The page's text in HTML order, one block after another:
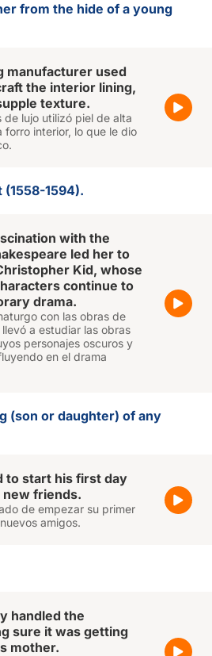
from the hide of a young
manufacturer used
the interior lining,
texture.
lujo utilizó piel de alta
interior, lo que le dio
(1558-1594).
with the
led her to
Kid, whose
continue to
drama.
con las obras de
a estudiar las obras
personajes oscuros y
en el drama
(son or daughter) of any
to start his first day
new friends.
de empezar su primer
amigos.
handled the
sure it was getting
mother.